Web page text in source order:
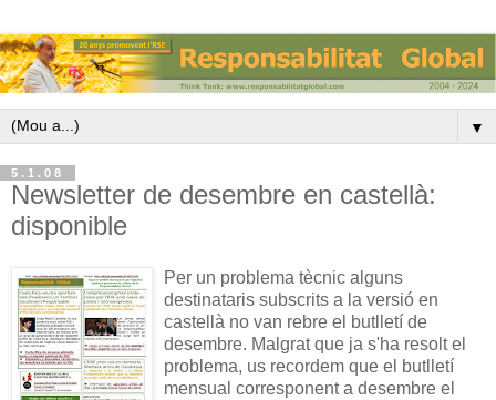
▼
5.1.08
Newsletter de desembre en castellà:
disponible
Per un problema tècnic alguns
destinataris subscrits a la versió en
castellà no van rebre el butlletí de
desembre. Malgrat que ja s'ha resolt el
problema, us recordem que el butlletí
mensual corresponent a desembre el